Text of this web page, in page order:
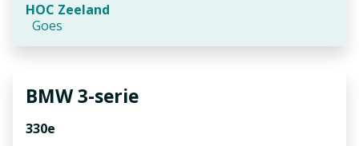
HOC Zeeland
Goes
BMW3-serie
330e